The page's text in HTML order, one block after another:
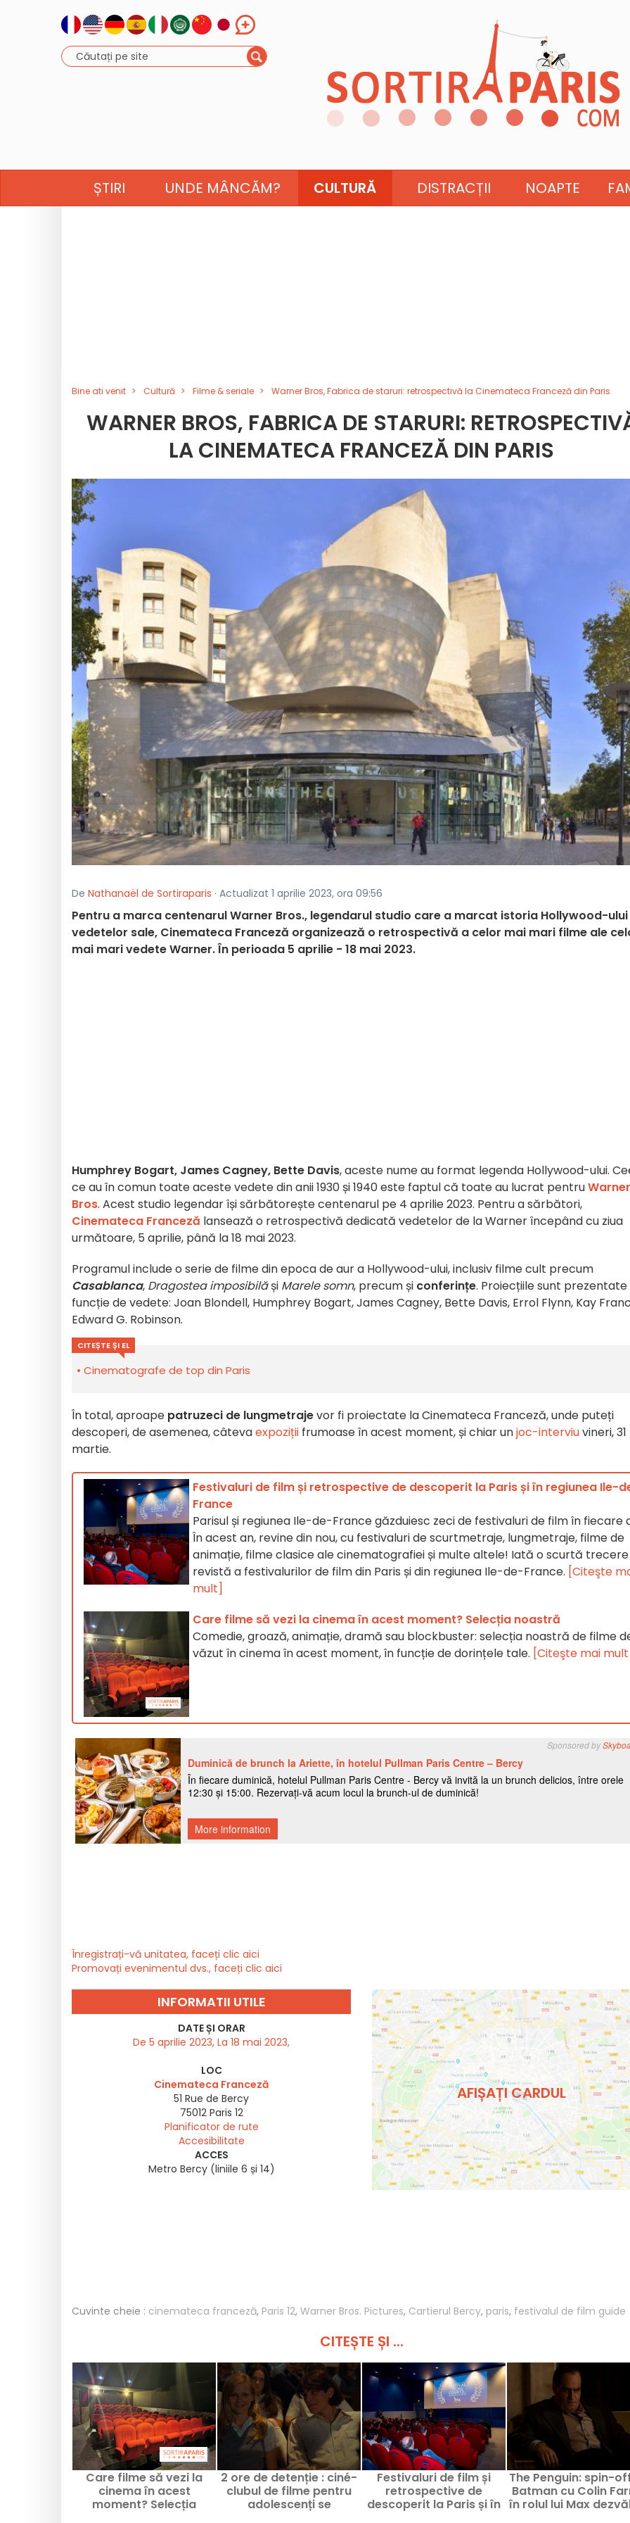
ȘTIRI UNDE MÂNCĂM? CULTURĂ DISTRACȚII NOAPTE
Bine ati venit Cultură Filme & seriale Warner Bros, Fabrica de staruri: retrospectivă la Cinemateca Franceză din Paris
WARNER BROS, FABRICA DE STARURI:
LA CINEMATECA FRANCEZĂ DIN PARIS
De Nathanaël de Sortiraparis · Actualizat 1 aprilie 2023, ora 09:56
Pentru a marca centenarul Warner Bros., legendarul studio care a marcat istoria Hollywood-ului
vedetelor sale, Cinemateca Franceză organizează o retrospectivă a celor mai mari filme ale
mai mari vedete Warner. În perioada 5 aprilie - 18 mai 2023.
Humphrey Bogart, James Cagney, Bette Davis, aceste nume au format legenda Hollywood-ului.
ce au în comun toate aceste vedete din anii 1930 și 1940 este faptul că toate au lucrat pentruWarner
Bros. Acest studio legendar își sărbătorește centenarul pe 4 aprilie 2023. Pentru a sărbători,
Cinemateca Franceză lansează o retrospectivă dedicată vedetelor de la Warner începând cu ziua
următoare, 5 aprilie, până la 18 mai 2023.
Programul include o serie de filme din epoca de aur a Hollywood-ului, inclusiv filme cult precum
Casablanca, Dragostea imposibilăși Marele somn, precum și conferințe. Proiecțiile sunt prezentate
funcție de vedete: Joan Blondell, Humphrey Bogart, James Cagney, Bette Davis, Errol Flynn, Kay
Edward G. Robinson.
CITEȘTE ȘI EL
Cinematografe de top din Paris
În total, aproape patruzeci de lungmetrajevor fi proiectate la Cinemateca Franceză, unde puteți
descoperi, de asemenea, câtevaexpoziții frumoase în acest moment, și chiar unjoc-interviuvineri, 31
martie.
Festivaluri de film și retrospective de descoperit la Paris și în regiunea Ile-
France
Parisul și regiunea Ile-de-France găzduiesc zeci de festivaluri de film în fiecare
În acest an, revine din nou, cu festivaluri de scurtmetraje, lungmetraje, filme de
animație, filme clasice ale cinematografiei și multe altele! Iată o scurtă
revistă a festivalurilor de film din Paris și din regiunea Ile-de-France. [Citeşte
mult]
Care filme să vezi la cinema în acest moment? Selecția noastră
Comedie, groază, animație, dramă sau blockbuster: selecția noastră de filme
văzut în cinema în acest moment, în funcție de dorințele tale. [Citeşte mai
Înregistrați-vă unitatea, faceți clic aici
Promovați evenimentul dvs., faceți clic aici
INFORMATII UTILE
DATE ȘI ORAR
De 5 aprilie 2023, La 18 mai 2023,
LOC
Cinemateca Franceză
51 Rue de Bercy
75012 Paris 12
Planificator de rute
Accesibilitate
ACCES
Metro Bercy (liniile 6 și 14)
AFIȘAȚI CARDUL
Cuvinte cheie : cinemateca franceză, Paris 12, Warner Bros. Pictures, Cartierul Bercy, paris, festivalul de film guide
CITEȘTE ȘI ...
Care filme să vezi la
cinema în acest
moment? Selecția
2 ore de detenție : ciné-
clubul de filme pentru
adolescenți se
Festivaluri de film și
retrospective de
descoperit la Paris și în
The Penguin: spin-
Batman cu Colin
în rolul lui Max